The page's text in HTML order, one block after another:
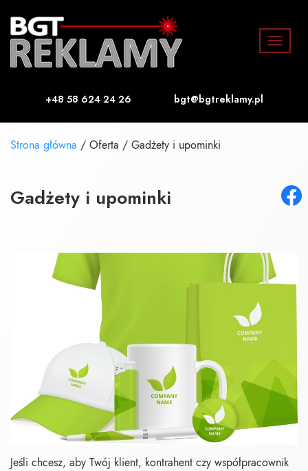
Toggle
+48 58 624 24 26 bgt@bgtreklamy.pl
Strona główna / Oferta / Gadżety i upominki
Gadżety i upominki
Jeśli chcesz, aby Twój klient, kontrahent czy współpracownik